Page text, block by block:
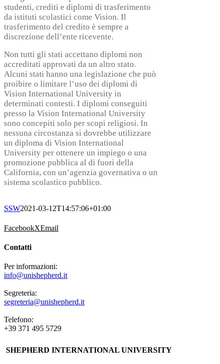
studenti, crediti e diplomi di trasferimento
da istituti scolastici come Vision. Il
trasferimento del credito è sempre a
discrezione dell’ente ricevente.
Non tutti gli stati accettano diplomi non
accreditati approvati da un altro stato.
Alcuni stati hanno una legislazione che può
proibire o limitare l’uso dei diplomi di
Vision International University in
determinati contesti. I diplomi conseguiti
presso la Vision International University
sono concepiti solo per scopi religiosi. In
nessuna circostanza si dovrebbe utilizzare
un diploma di Vision International
University per ottenere un impiego o una
promozione pubblica al di fuori della
California, con un’agenzia governativa o un
sistema scolastico pubblico.
SSW2021-03-12T14:57:06+01:00
FacebookXEmail
Contatti
Per informazioni:
info@unishepherd.it
Segreteria:
segreteria@unishepherd.it
Telefono:
+39 371 495 5729
SHEPHERD INTERNATIONAL UNIVERSITY